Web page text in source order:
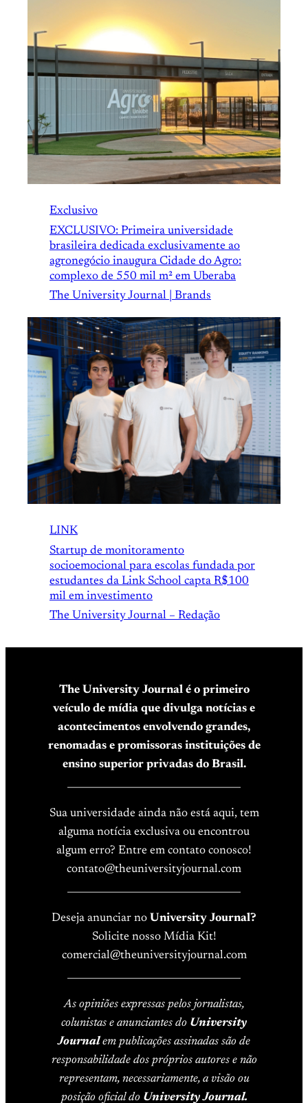
Exclusivo
EXCLUSIVO: Primeira universidade
brasileira dedicada exclusivamente ao
agronegócio inaugura Cidade do Agro:
complexo de 550 mil m² em Uberaba
The University Journal | Brands
LINK
Startup de monitoramento
socioemocional para escolas fundada por
estudantes da Link School capta R$100
mil em investimento
The University Journal – Redação
The University Journal é o primeiro
veículo de mídia que divulga notícias e
acontecimentos envolvendo grandes,
renomadas e promissoras instituições de
ensino superior privadas do Brasil.
Sua universidade ainda não está aqui, tem
alguma notícia exclusiva ou encontrou
algum erro? Entre em contato conosco!
contato@theuniversityjournal.com
Deseja anunciar no University Journal?
Solicite nosso Mídia Kit!
comercial@theuniversityjournal.com
As opiniões expressas pelos jornalistas,
colunistas e anunciantes do University
Journalem publicações assinadas são de
responsabilidade dos próprios autores e não
representam, necessariamente, a visão ou
posição oficial do University Journal.